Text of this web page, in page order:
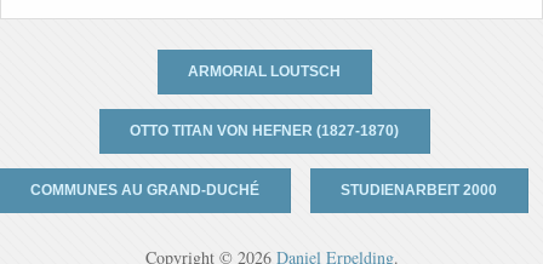
ARMORIAL LOUTSCH
OTTO TITAN VON HEFNER (1827-1870)
COMMUNES AU GRAND-DUCHÉ STUDIENARBEIT 2000
Copyright © 2026 Daniel Erpelding.